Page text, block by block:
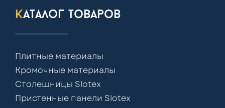
каталог товаров
Плитные материалы
Кромочные материалы
Столешницы Slotex
Пристенные панели Slotex